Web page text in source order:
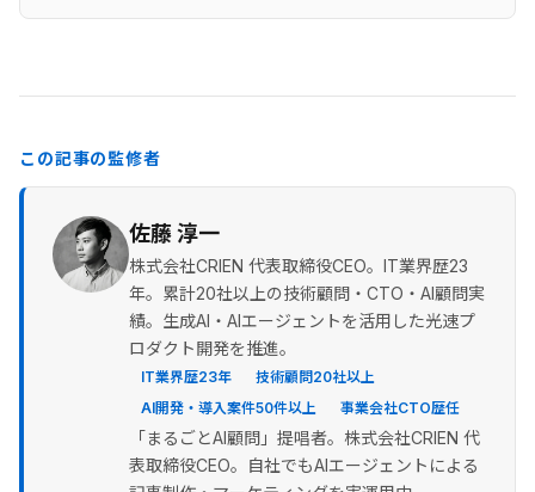
この記事の監修者
佐藤 淳一
株式会社CRIEN 代表取締役CEO。IT業界歴23
年。累計20社以上の技術顧問・CTO・AI顧問実
績。生成AI・AIエージェントを活用した光速プ
ロダクト開発を推進。
IT業界歴23年
技術顧問20社以上
AI開発・導入案件50件以上
事業会社CTO歴任
「まるごとAI顧問」提唱者。株式会社CRIEN 代
表取締役CEO。自社でもAIエージェントによる